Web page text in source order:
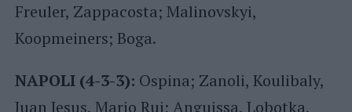
Freuler, Zappacosta; Malinovskyi,
Koopmeiners; Boga.
NAPOLI (4-3-3): Ospina; Zanoli, Koulibaly,
Juan Jesus, Mario Rui; Anguissa, Lobotka,